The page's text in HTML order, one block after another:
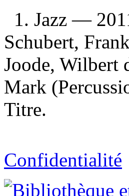
1. Jazz —
Schubert,
Joode, Wilbert
Mark
Titre.
Confidentialité